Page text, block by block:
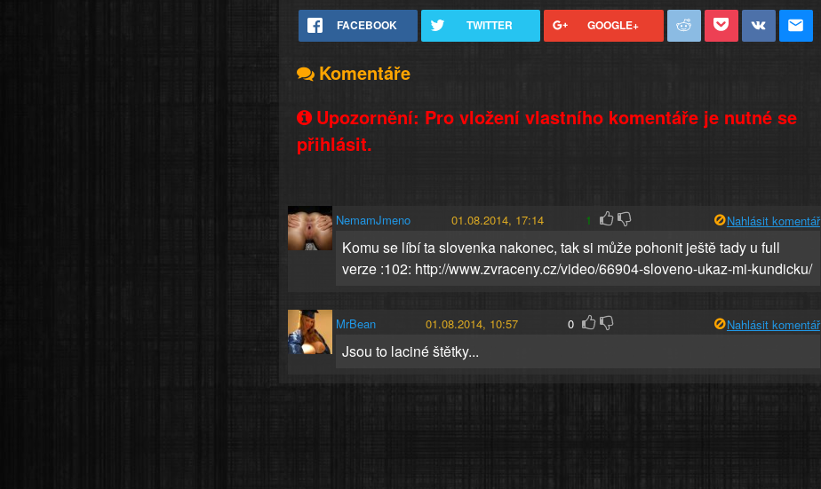
FACEBOOK TWITTER GOOGLE+
Komentáře
Upozornění: Pro vložení vlastního komentáře je nutné se
přihlásit.
NemamJmeno 01.08.2014, 17:14 1 Nahlásit komentář
Komu se líbí ta slovenka nakonec, tak si může pohonit ještě tady u full
verze :102: http://www.zvraceny.cz/video/66904-sloveno-ukaz-mi-kundicku/
MrBean 01.08.2014, 10:57 0 Nahlásit komentář
Jsou to laciné štětky...